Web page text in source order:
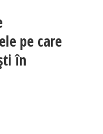
pe care
în